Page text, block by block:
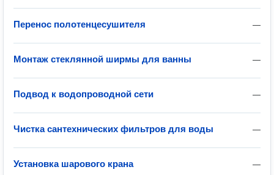
—
Перенос полотенцесушителя
—
Монтаж стеклянной ширмы для ванны
—
Подвод к водопроводной сети
—
Чистка сантехнических фильтров для воды
—
Установка шарового крана